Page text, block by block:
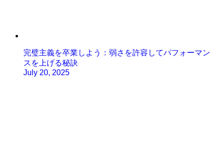
完璧主義を卒業しよう：弱さを許容してパフォーマン
スを上げる秘訣
July 20, 2025